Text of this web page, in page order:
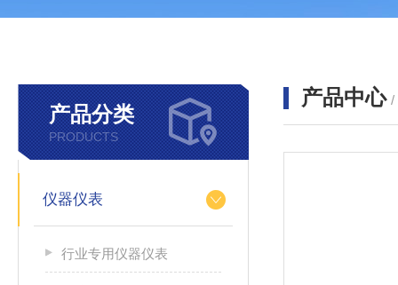
产品分类
PRODUCTS
仪器仪表
行业专用仪器仪表
产品中心 /